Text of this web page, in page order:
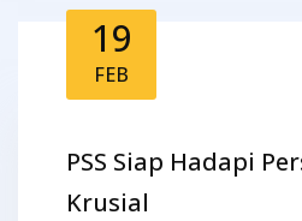
19
FEB
PSS Siap Hadapi
Krusial